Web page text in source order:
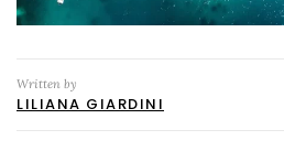
Written by
LILIANA GIARDINI